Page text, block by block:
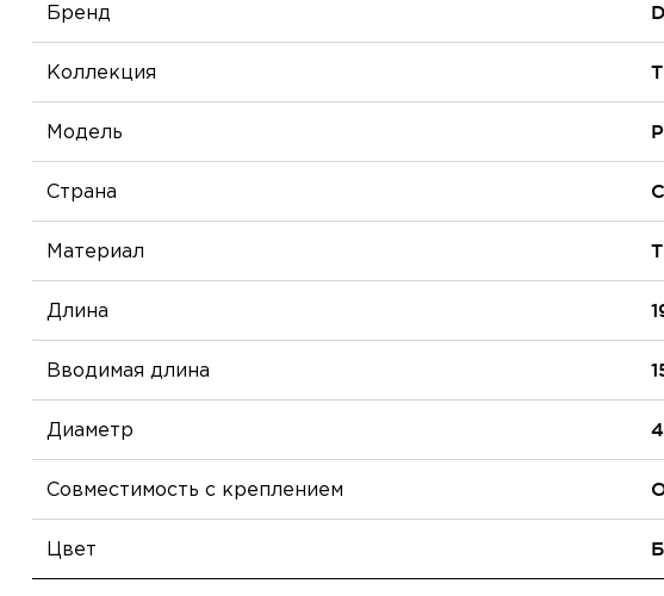
Бренд
Коллекция
Модель
Страна
Материал
Длина
Вводимая длина
Диаметр
Совместимость с креплением
Цвет